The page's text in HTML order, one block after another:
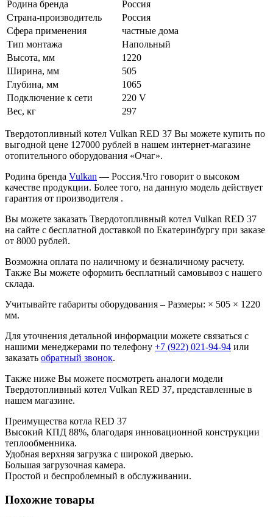
Родина бренда
Россия
Страна-производитель
Россия
Сфера применения
частные дома
Тип монтажа
Напольный
Высота, мм
1220
Ширина, мм
505
Глубина, мм
1065
Подключение к сети
220 V
Вес, кг
297
Твердотопливный котел Vulkan RED 37 Вы можете купить по
выгодной цене 127000 рублей в нашем интернет-магазине
отопительного оборудования «Очаг».
Родина бренда Vulkan — Россия.Что говорит о высоком
качестве продукции. Более того, на данную модель действует
гарантия от производителя .
Вы можете заказать Твердотопливный котел Vulkan RED 37
на сайте с бесплатной доставкой по Екатеринбургу при заказе
от 8000 рублей.
Возможна оплата по наличному и безналичному расчету.
Также Вы можете оформить бесплатный самовывоз с нашего
склада.
Учитывайте габариты оборудования – Размеры: × 505 × 1220
мм.
Для уточнения детальной информации можете связаться с
нашими менеджерами по телефону +7 (922) 021-94-94 или
заказать обратный звонок.
Также ниже Вы можете посмотреть аналоги модели
Твердотопливный котел Vulkan RED 37, представленные в
нашем магазине.
Преимущества котла RED 37
Высокий КПД 88%, благодаря инновационной конструкции
теплообменника.
Удобная верхняя загрузка с широкой дверью.
Большая загрузочная камера.
Простой и беспроблемный в обслуживании.
Похожие товары